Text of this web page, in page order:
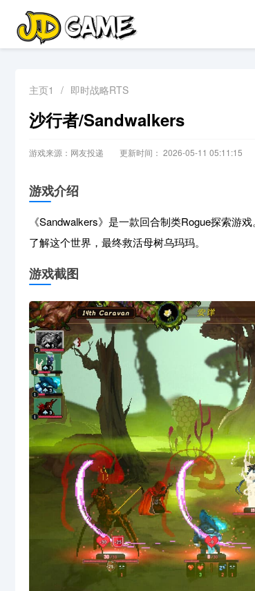
主页1 / 即时战略RTS
沙行者/Sandwalkers
游戏来源：网友投递 更新时间： 2026-05-11 05:11:15
游戏介绍
《Sandwalkers》是一款回合制类Rogue探索游
了解这个世界，最终救活母树乌玛玛。
游戏截图